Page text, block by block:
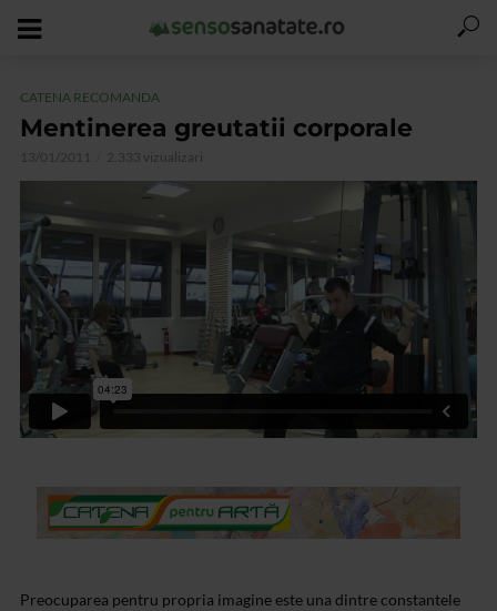
CATENA RECOMANDA
Mentinerea greutatii corporale
13/01/2011 2.333 vizualizari
Preocuparea pentru propria imagine este una dintre constantele